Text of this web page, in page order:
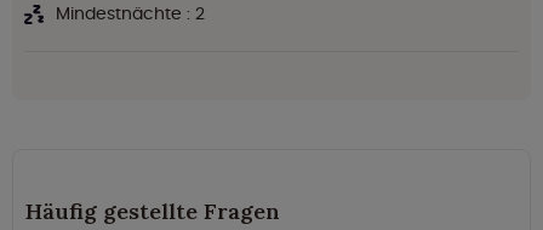
Mindestnächte : 2
Häufig gestellte Fragen